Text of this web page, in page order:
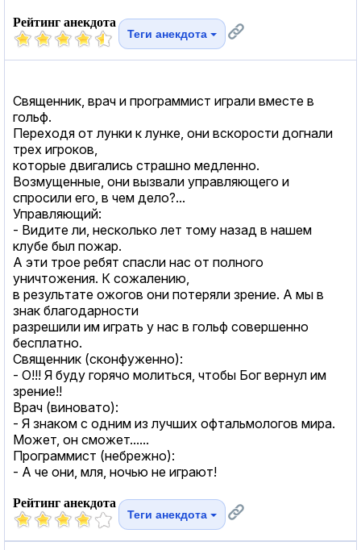
Рейтинг анекдота
Теги анекдота
Священник, врач и программист играли вместе в
гольф.
Переходя от лунки к лунке, они вскорости догнали
трех игроков,
которые двигались страшно медленно.
Возмущенные, они вызвали управляющего и
спросили его, в чем дело?...
Управляющий:
- Видите ли, несколько лет тому назад в нашем
клубе был пожар.
А эти трое ребят спасли нас от полного
уничтожения. К сожалению,
в результате ожогов они потеряли зрение. А мы в
знак благодарности
разрешили им играть у нас в гольф совершенно
бесплатно.
Священник (сконфуженно):
- О!!! Я буду горячо молиться, чтобы Бог вернул им
зрение!!
Врач (виновато):
- Я знаком с одним из лучших офтальмологов мира.
Может, он сможет......
Программист (небрежно):
- А че они, мля, ночью не играют!
Рейтинг анекдота
Теги анекдота